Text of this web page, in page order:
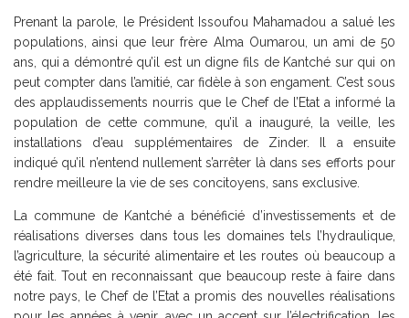
Prenant la parole, le Président Issoufou Mahamadou a salué les
populations, ainsi que leur frère Alma Oumarou, un ami de 50
ans, qui a démontré qu’il est un digne fils de Kantché sur qui on
peut compter dans l’amitié, car fidèle à son engament. C’est sous
des applaudissements nourris que le Chef de l’Etat a informé la
population de cette commune, qu’il a inauguré, la veille, les
installations d’eau supplémentaires de Zinder. Il a ensuite
indiqué qu’il n’entend nullement s’arrêter là dans ses efforts pour
rendre meilleure la vie de ses concitoyens, sans exclusive.
La commune de Kantché a bénéficié d’investissements et de
réalisations diverses dans tous les domaines tels l’hydraulique,
l’agriculture, la sécurité alimentaire et les routes où beaucoup a
été fait. Tout en reconnaissant que beaucoup reste à faire dans
notre pays, le Chef de l’Etat a promis des nouvelles réalisations